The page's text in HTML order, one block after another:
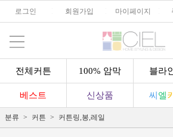
로그인 회원가입 마이페이지
전체커튼 100% 암막 블라
베스트 신상품 씨 엘키
분류 커튼 커튼링,봉,레일